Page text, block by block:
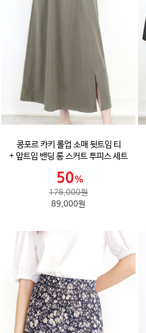
콩포르 카키 롤업 소매 뒷트임 티
+ 앞트임 밴딩 롱 스커트 투피스 세트
178,000원
89,000원